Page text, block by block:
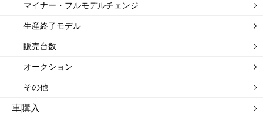
マイナー・フルモデルチェンジ
生産終了モデル
販売台数
オークション
その他
車購入